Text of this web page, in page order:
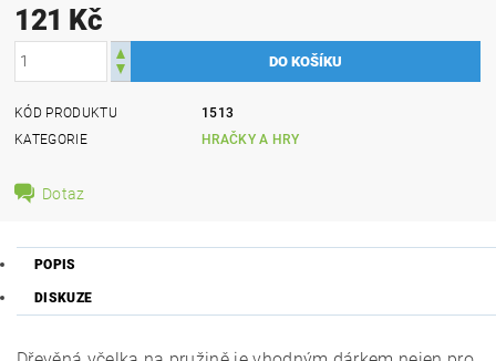
121 Kč
KÓD PRODUKTU
1513
KATEGORIE
HRAČKY A HRY
Dotaz
POPIS
DISKUZE